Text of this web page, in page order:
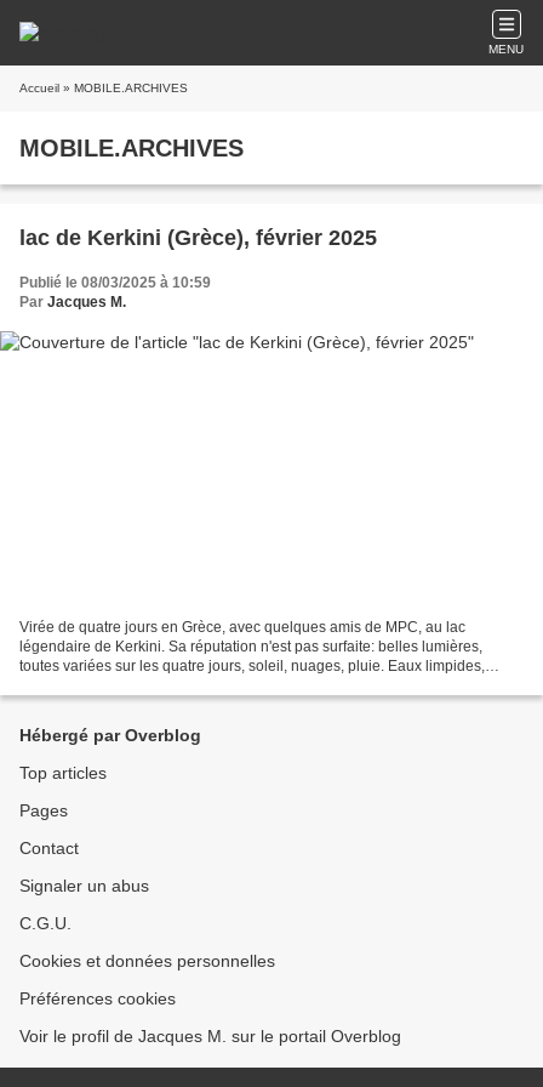
MENU
Accueil » MOBILE.ARCHIVES
MOBILE.ARCHIVES
lac de Kerkini (Grèce), février 2025
Publié le 08/03/2025 à 10:59
Par Jacques M.
Virée de quatre jours en Grèce, avec quelques amis de MPC, au lac
légendaire de Kerkini. Sa réputation n'est pas surfaite: belles lumières,
toutes variées sur les quatre jours, soleil, nuages, pluie. Eaux limpides,
Hébergé par Overblog
Top articles
Pages
Contact
Signaler un abus
C.G.U.
Cookies et données personnelles
Préférences cookies
Voir le profil de Jacques M. sur le portail Overblog